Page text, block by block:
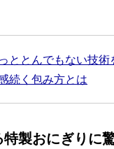
っととんでもない技
続く包み方とは
製おにぎりに